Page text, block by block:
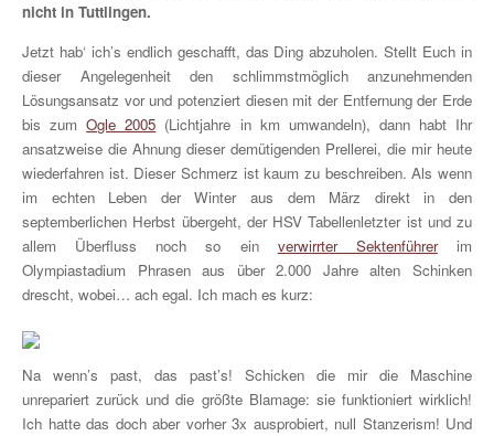
nicht in Tuttlingen.
Jetzt hab‘ ich’s endlich geschafft, das Ding abzuholen. Stellt Euch in
dieser Angelegenheit den schlimmstmöglich anzunehmenden
Lösungsansatz vor und potenziert diesen mit der Entfernung der Erde
bis zumOgle 2005 (Lichtjahre in km umwandeln), dann habt Ihr
ansatzweise die Ahnung dieser demütigenden Prellerei, die mir heute
wiederfahren ist. Dieser Schmerz ist kaum zu beschreiben. Als wenn
im echten Leben der Winter aus dem März direkt in den
septemberlichen Herbst übergeht, der HSV Tabellenletzter ist und zu
allem Überfluss noch so ein verwirrter Sektenführerim
Olympiastadium Phrasen aus über 2.000 Jahre alten Schinken
drescht, wobei… ach egal. Ich mach es kurz:
Na wenn’s past, das past’s! Schicken die mir die Maschine
unrepariert zurück und die größte Blamage: sie funktioniert wirklich!
Ich hatte das doch aber vorher 3x ausprobiert, null Stanzerism! Und